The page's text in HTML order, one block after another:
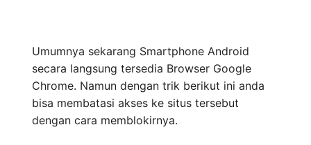
Umumnya sekarang Smartphone Android
secara langsung tersedia Browser Google
Chrome. Namun dengan trik berikut ini anda
bisa membatasi akses ke situs tersebut
dengan cara memblokirnya.